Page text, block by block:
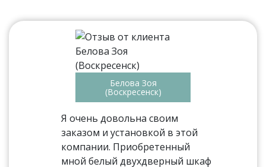
Белова Зоя
(Воскресенск)
Я очень довольна своим
заказом и установкой в этой
компании. Приобретенный
мной белый двухдверный шкаф